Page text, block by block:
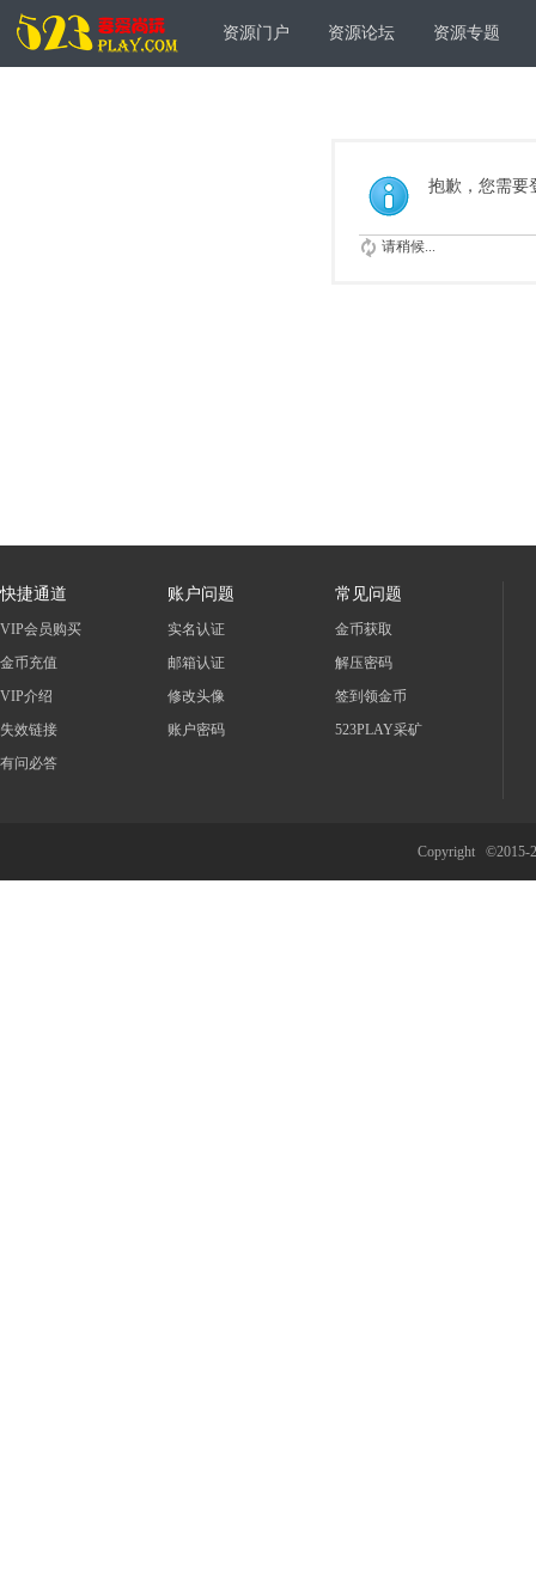
资源门户 资源论坛 资源专题
抱歉，您需要
请稍候...
快捷通道
VIP会员购买
金币充值
VIP介绍
失效链接
有问必答
账户问题
实名认证
邮箱认证
修改头像
账户密码
常见问题
金币获取
解压密码
签到领金币
523PLAY采矿
Copyright ©2015-